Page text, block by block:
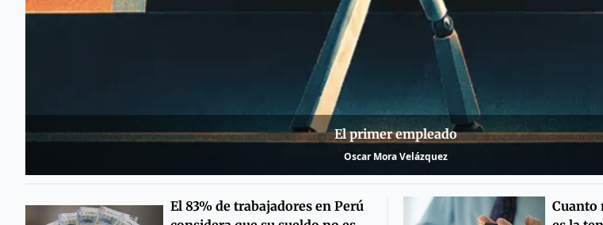
El primer empleado
Oscar Mora Velázquez
El 83% de trabajadores en Perú
Cuanto